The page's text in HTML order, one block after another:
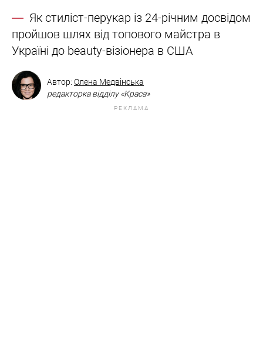
Як стиліст-перукар із 24-річним досвідом
пройшов шлях від топового майстра в
Україні до beauty-візіонера в США
Автор: Олена Медвінська
редакторка відділу «Краса»
РЕКЛАМА